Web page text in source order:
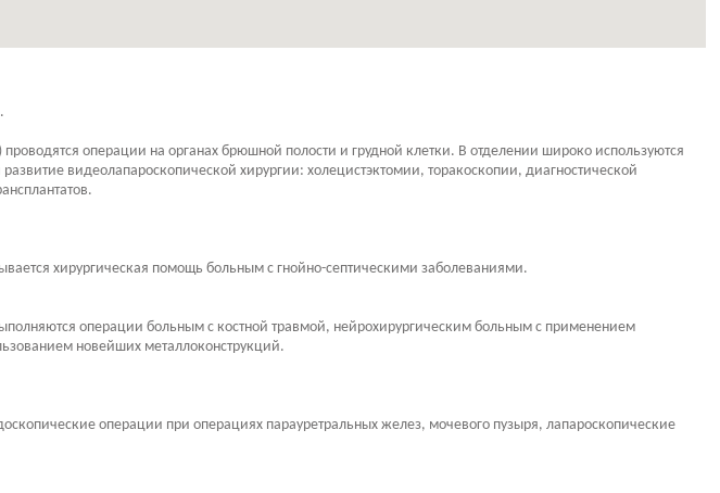
операции на органах брюшной полости и грудной клетки. В отделении широко используются
видеолапароскопической хирургии: холецистэктомии, торакоскопии, диагностической
хирургическая помощь больным с гнойно-септическими заболеваниями.
операции больным с костной травмой, нейрохирургическим больным с применением
новейших металлоконструкций.
операции при операциях парауретральных желез, мочевого пузыря, лапароскопические